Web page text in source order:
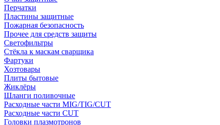
Перчатки
Пластины защитные
Пожарная безопасность
Прочее для средств защиты
Светофильтры
Стёкла к маскам сварщика
Фартуки
Хозтовары
Плиты бытовые
Жиклёры
Шланги поливочные
Расходные части MIG/TIG/CUT
Расходные части CUT
Головки плазмотронов